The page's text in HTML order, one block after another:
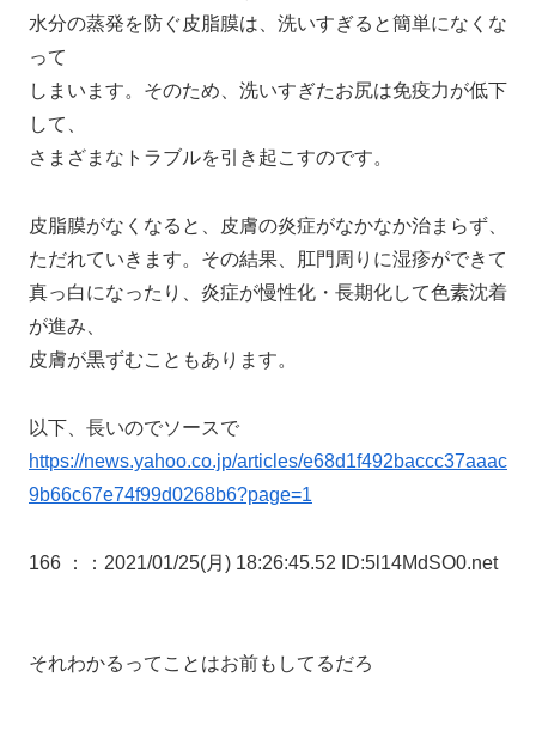
水分の蒸発を防ぐ皮脂膜は、洗いすぎると簡単になくな
って
しまいます。そのため、洗いすぎたお尻は免疫力が低下
して、
さまざまなトラブルを引き起こすのです。
皮脂膜がなくなると、皮膚の炎症がなかなか治まらず、
ただれていきます。その結果、肛門周りに湿疹ができて
真っ白になったり、炎症が慢性化・長期化して色素沈着
が進み、
皮膚が黒ずむこともあります。
以下、長いのでソースで
https://news.yahoo.co.jp/articles/e68d1f492baccc37aaac
9b66c67e74f99d0268b6?page=1
166 ： ：2021/01/25(月) 18:26:45.52 ID:5l14MdSO0.net
それわかるってことはお前もしてるだろ